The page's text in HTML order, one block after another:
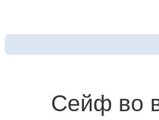
Сейф во